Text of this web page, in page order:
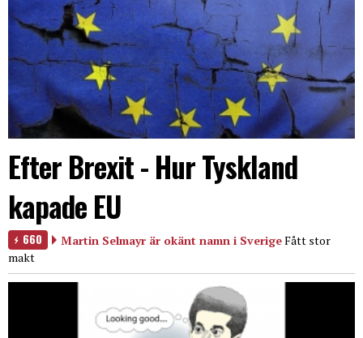
Efter Brexit - Hur Tyskland
kapade EU
660 Martin Selmayr är okänt namn i SverigeFått stor
makt